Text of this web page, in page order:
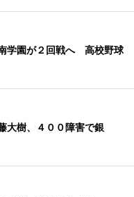
学園が２回戦へ 高校野球
大樹、４００障害で銀